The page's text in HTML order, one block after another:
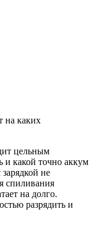
на каких
цельным
и какой точно аккум
не
спиливания
на долго.
разрядить и